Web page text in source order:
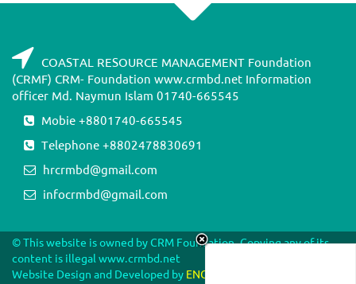
COASTAL RESOURCE MANAGEMENT Foundation
(CRMF) CRM- Foundation www.crmbd.net Information
officer Md. Naymun Islam 01740-665545
Mobie +8801740-665545
Telephone +8802478830691
hrcrmbd@gmail.com
infocrmbd@gmail.com
© This website is owned by CRM Foundation. Copying any of its
content is illegal www.crmbd.net
Website Design and Developed by ENGINEERS BD NETWORK